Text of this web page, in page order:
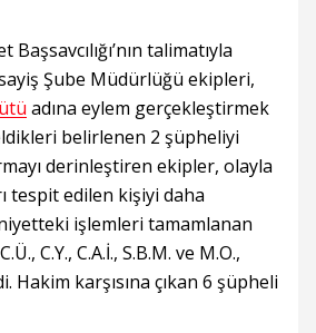
talimatıyla
Şube Müdürlüğü ekipleri,
adına eylem gerçekleştirmek
belirlenen 2 şüpheliyi
derinleştiren ekipler, olayla
tespit edilen kişiyi daha
işlemleri tamamlanan
C.Y., C.A.İ., S.B.M. ve M.O.,
Hakim karşısına çıkan 6 şüpheli